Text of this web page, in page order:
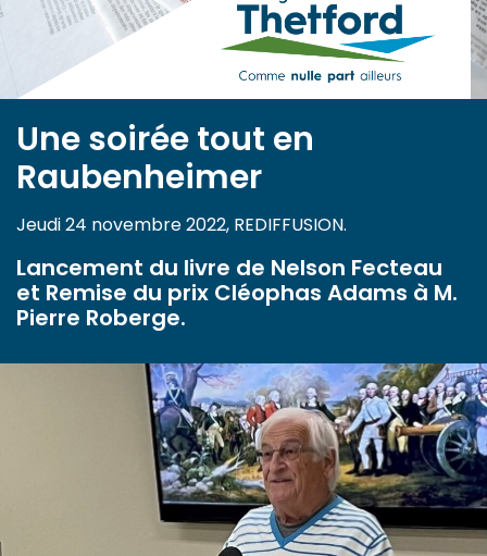
Une soirée tout en
Raubenheimer
Jeudi 24 novembre 2022, REDIFFUSION.
Lancement du livre de Nelson Fecteau
et Remise du prix Cléophas Adams à M.
Pierre Roberge.